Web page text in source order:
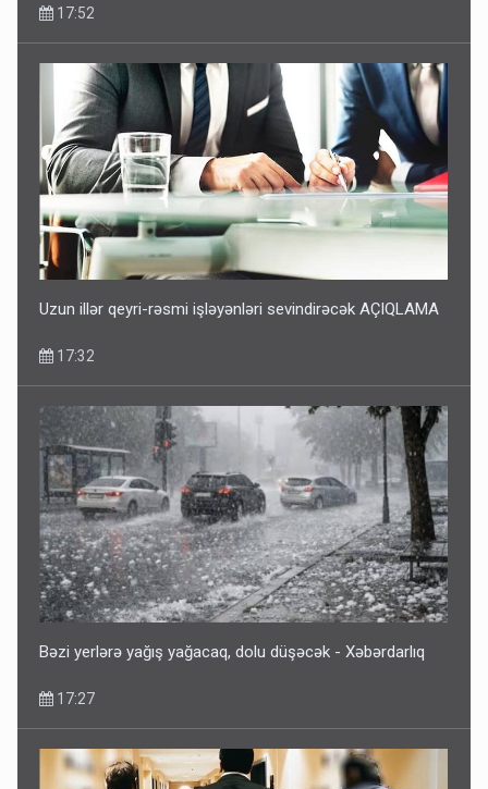
17:52
Uzun illər qeyri-rəsmi işləyənləri sevindirəcək AÇIQLAMA
17:32
Bəzi yerlərə yağış yağacaq, dolu düşəcək - Xəbərdarlıq
17:27